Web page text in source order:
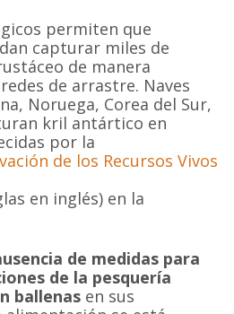
permiten que
capturar miles de
de manera
de arrastre. Naves
Noruega, Corea del Sur,
kril antártico en
por la
de los Recursos Vivos
en inglés) en la
de medidas para
de la pesquería
ballenas en sus